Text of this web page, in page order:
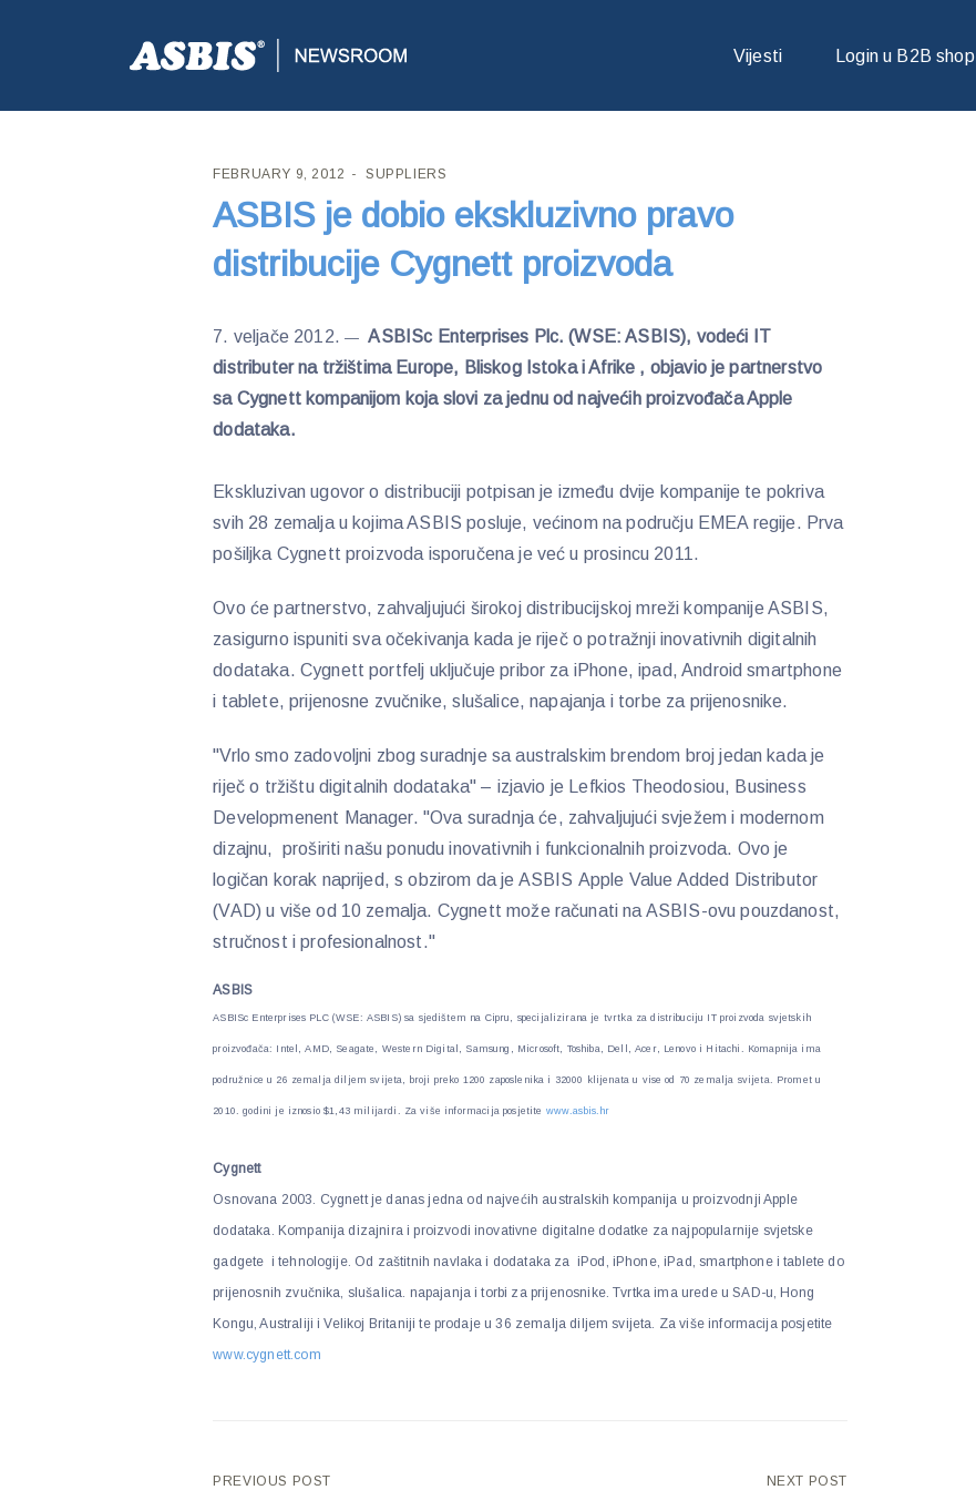
Vijesti Login u B2B shop
ASBIS CROATIA>SUPPLIERS> ASBIS JE DOBIO EKSKLUZIVNO PRAVO DISTRIBUCIJE CYGNETT PROIZVODA
FEBRUARY 9, 2012 SUPPLIERS
ASBIS je dobio ekskluzivno pravo
distribucije Cygnett proizvoda
7. veljače 2012. — ASBISc Enterprises Plc. (WSE: ASBIS), vodeći IT
distributer na tržištima Europe, Bliskog Istoka i Afrike , objavio je partnerstvo
sa Cygnett kompanijom koja slovi za jednu od najvećih proizvođača Apple
dodataka.
Ekskluzivan ugovor o distribuciji potpisan je između dvije kompanije te pokriva
svih 28 zemalja u kojima ASBIS posluje, većinom na području EMEA regije. Prva
pošiljka Cygnett proizvoda isporučena je već u prosincu 2011.
Ovo će partnerstvo, zahvaljujući širokoj distribucijskoj mreži kompanije ASBIS,
zasigurno ispuniti sva očekivanja kada je riječ o potražnji inovativnih digitalnih
dodataka. Cygnett portfelj uključuje pribor za iPhone, ipad, Android smartphone
i tablete, prijenosne zvučnike, slušalice, napajanja i torbe za prijenosnike.
"Vrlo smo zadovoljni zbog suradnje sa australskim brendom broj jedan kada je
riječ o tržištu digitalnih dodataka" – izjavio je Lefkios Theodosiou, Business
Developmenent Manager. "Ova suradnja će, zahvaljujući svježem i modernom
dizajnu, proširiti našu ponudu inovativnih i funkcionalnih proizvoda. Ovo je
logičan korak naprijed, s obzirom da je ASBIS Apple Value Added Distributor
(VAD) u više od 10 zemalja. Cygnett može računati na ASBIS-ovu pouzdanost,
stručnost i profesionalnost."
ASBIS
ASBISc Enterprises PLC (WSE: ASBIS) sa sjedištem na Cipru, specijalizirana je tvrtka za distribuciju IT proizvoda svjetskih
proizvođača: Intel, AMD, Seagate, Western Digital, Samsung, Microsoft, Toshiba, Dell, Acer, Lenovo i Hitachi. Komapnija ima
podružnice u 26 zemalja diljem svijeta, broji preko 1200 zaposlenika i 32000 klijenata u vise od 70 zemalja svijeta. Promet u
2010. godini je iznosio $1,43 milijardi. Za više informacija posjetite www.asbis.hr
Cygnett
Osnovana 2003. Cygnett je danas jedna od najvećih australskih kompanija u proizvodnji Apple
dodataka. Kompanija dizajnira i proizvodi inovativne digitalne dodatke za najpopularnije svjetske
gadgete i tehnologije. Od zaštitnih navlaka i dodataka za iPod, iPhone, iPad, smartphone i tablete do
prijenosnih zvučnika, slušalica. napajanja i torbi za prijenosnike. Tvrtka ima urede u SAD-u, Hong
Kongu, Australiji i Velikoj Britaniji te prodaje u 36 zemalja diljem svijeta. Za više informacija posjetite
www.cygnett.com
PREVIOUS POST NEXT POST